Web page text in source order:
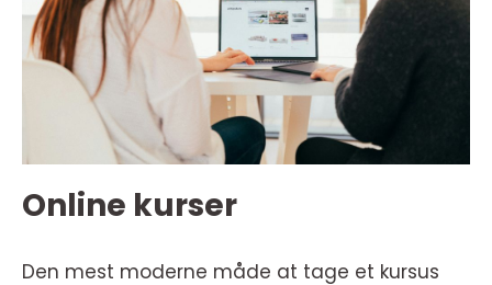
Online kurser
Den mest moderne måde at tage et kursus